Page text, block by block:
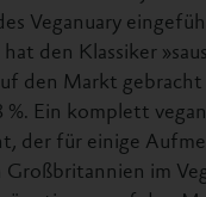
Veganuary
den Klassiker
den Markt
%. Ein komplett
der für einige
im
auf den